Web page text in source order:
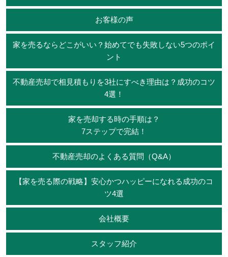
お客様の声
家を売るならどこがいい？始めてでも失敗しない5つのポイ
ント
不動産売却で相見積もりを3社にすべき理由は？成功のコツ
4選！
家を売却する時の手順は？
7ステップで完結！
不動産売却のよくある質問（Q&A）
【家を売る際の戦略】安心かつハッピーになれる成功のコ
ツ4選
会社概要
スタッフ紹介